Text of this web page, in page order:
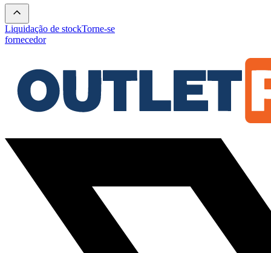
Liquidação de stockTorne-se
fornecedor